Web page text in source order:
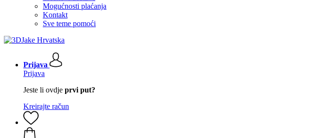
Mogućnosti plaćanja
Kontakt
Sve teme pomoći
Prijava
Prijava
Jeste li ovdje prvi put?
Kreirajte račun